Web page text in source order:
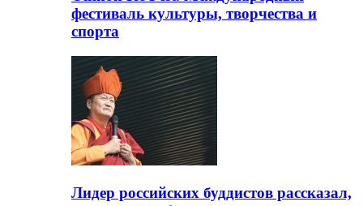
фестиваль культуры, творчества и
спорта
Лидер российских буддистов рассказал,